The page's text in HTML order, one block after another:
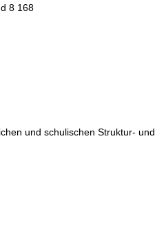
8 168
und schulischen Struktur- und